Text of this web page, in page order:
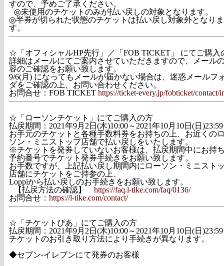
すので、予めご了承ください。
◎未使用のチケットのみが払い戻しの対象となります。
◎半券が切られた状態のチケットは払い戻し対象外となりま
す。
☆「オフィシャルHP先行」／「FOB TICKET」 にてご購入
詳細はメールにてご案内させていただきますので、メール
容のご確認をお願い致します。
9/6(月) になってもメールが届かない場合は、迷惑メールフ
ダをご確認の上、お問い合わせください。
お問合せ：FOB TICKET https://ticket-every.jp/fobticket/contact/
☆「ローソンチケット」にてご購入の方
払戻期間：2021年9月2日(木)10:00～2021年10月10日(日)23:59
お手元のチケットと各種手数料券をお持ちの上、お近くの
ソン・ミニストップ店舗で払い戻しをいたします。
※チケットを発券していないお客様は、払戻期間中にお持
予約番号でチケット発券手続きをお願い致します。
お手数ですが、上記払い戻し期間内にローソン・ミニスト
店舗にチケットをご持参の上、
Loppiから払い戻しのお手続きをお願い致します。
【払戻方法の確認】 https://faq.l-tike.com/faq/0136/
お問合せ： https://l-tike.com/contact/
☆「チケットぴあ」にてご購入の方
払戻期間：2021年9月2日(木)10:00～2021年10月10日(日)23:59
チケットのお引き取り方法により手続きが異なります。
◆セブン-イレブンにて発券のお客様